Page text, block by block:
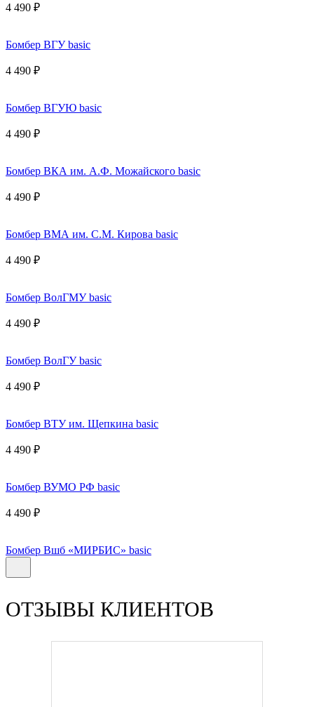
4 490 ₽
Бомбер ВГУ basic
4 490 ₽
Бомбер ВГУЮ basic
4 490 ₽
Бомбер ВКА им. А.Ф. Можайского basic
4 490 ₽
Бомбер ВМА им. С.М. Кирова basic
4 490 ₽
Бомбер ВолГМУ basic
4 490 ₽
Бомбер ВолГУ basic
4 490 ₽
Бомбер ВТУ им. Щепкина basic
4 490 ₽
Бомбер ВУМО РФ basic
4 490 ₽
Бомбер Вшб «МИРБИС» basic
ОТЗЫВЫ КЛИЕНТОВ